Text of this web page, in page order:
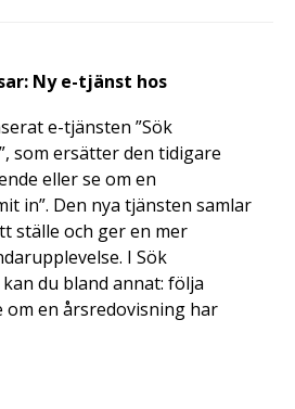
Ny e-tjänst hos
e-tjänsten ”Sök
som ersätter den tidigare
eller se om en
in”. Den nya tjänsten samlar
ställe och ger en mer
I Sök
du bland annat: följa
om en årsredovisning har